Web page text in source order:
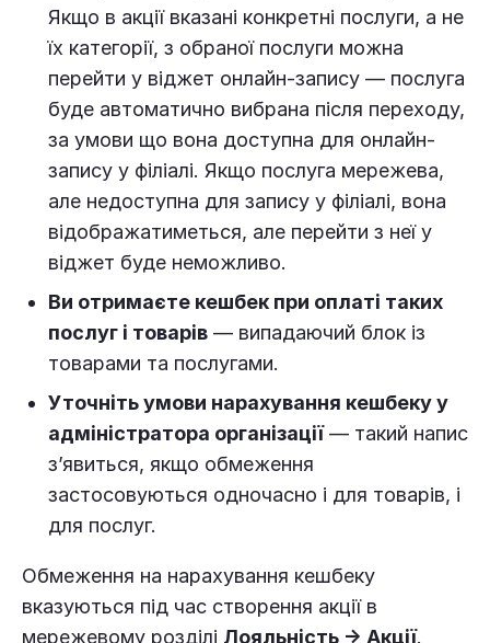
Якщо в акції вказані конкретні послуги, а не
їх категорії, з обраної послуги можна
перейти у віджет онлайн-запису — послуга
буде автоматично вибрана після переходу,
за умови що вона доступна для онлайн-
запису у філіалі. Якщо послуга мережева,
але недоступна для запису у філіалі, вона
відображатиметься, але перейти з неї у
віджет буде неможливо.
Ви отримаєте кешбек при оплаті таких
послуг і товарів — випадаючий блок із
товарами та послугами.
Уточніть умови нарахування кешбеку у
адміністратора організації— такий напис
з’явиться, якщо обмеження
застосовуються одночасно і для товарів, і
для послуг.
Обмеження на нарахування кешбеку
вказуються під час створення акції в
мережевому розділі Лояльність → Акції.